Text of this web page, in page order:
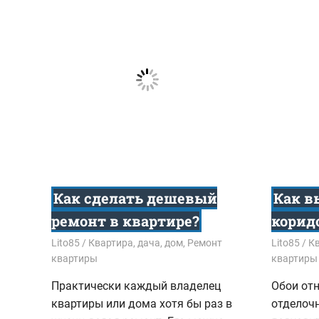
Как сделать дешевый
ремонт в квартире?
17.03.2021
Lito85 Квартира, дача, дом, Ремонт
квартиры
Практически каждый владелец
квартиры или дома хотя бы раз в
Как
Lito85
квартиры
Обои